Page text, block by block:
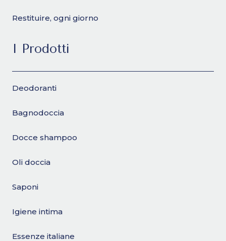
Restituire, ogni giorno
I Prodotti
Deodoranti
Bagnodoccia
Docce shampoo
Oli doccia
Saponi
Igiene intima
Essenze italiane